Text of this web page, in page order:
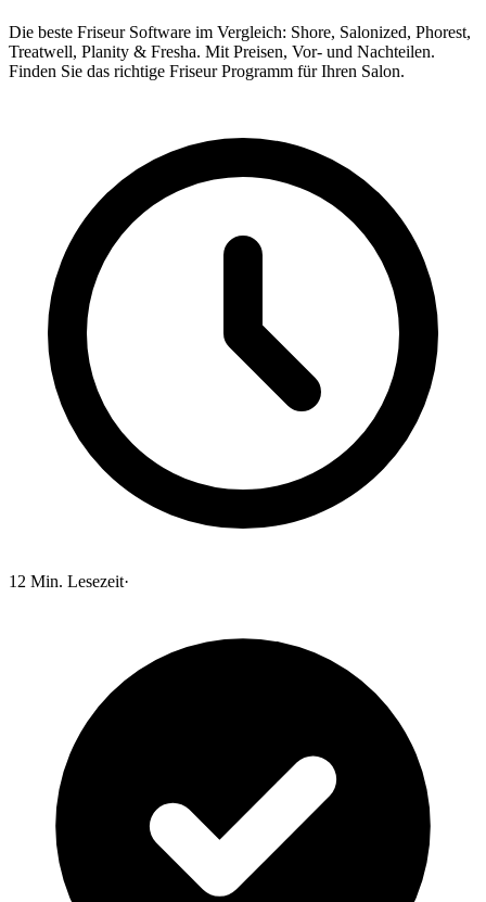
Die beste Friseur Software im Vergleich: Shore, Salonized, Phorest,
Treatwell, Planity & Fresha. Mit Preisen, Vor- und Nachteilen.
Finden Sie das richtige Friseur Programm für Ihren Salon.
12 Min. Lesezeit·